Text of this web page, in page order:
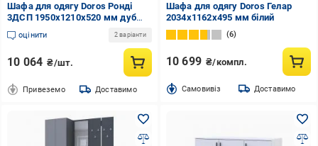
Шафа для одягу Doros Ронді
3ДСП 1950х1210х520 мм дуб
артізан кашемір
оцінити 2 варіанти
10 064 ₴/шт.
Привеземо Доставимо
Шафа для одягу Doros Гелар
2034x1162x495 мм білий
6
10 699 ₴/компл.
Cамовивіз Доставимо